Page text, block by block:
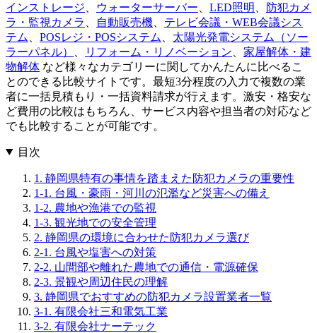
インストレージ
ウォーターサーバー LED照明
防犯カメ
ラ・監視カメラ
自動販売機
テレビ会議・WEB会議シス
テム
POSレジ・POSシステム
太陽光発電システム（ソー
ラーパネル）
リフォーム・リノベーション
家屋解体・建
物解体 など様々なカテゴリーに関してかんたんに比べるこ
とのできる比較サイトです。最短3分程度の入力で複数の業
者に一括見積もり・一括資料請求が行えます。激安・格安な
ど費用の比較はもちろん、サービス内容や担当者の対応など
でも比較することが可能です。
目次
1. 静岡県特有の事情を踏まえた防犯カメラの重要性
1-1. 台風・豪雨・河川の氾濫など災害への備え
1-2. 農地や漁港での監視
1-3. 観光地での安全管理
2. 静岡県の環境に合わせた防犯カメラ選び
2-1. 台風や塩害への対策
2-2. 山間部や離れた農地での通信・電源確保
2-3. 景観や周辺住民の理解
3. 静岡県でおすすめの防犯カメラ設置業者一覧
3-1. 有限会社三和電気工業
3-2. 有限会社ナーテック